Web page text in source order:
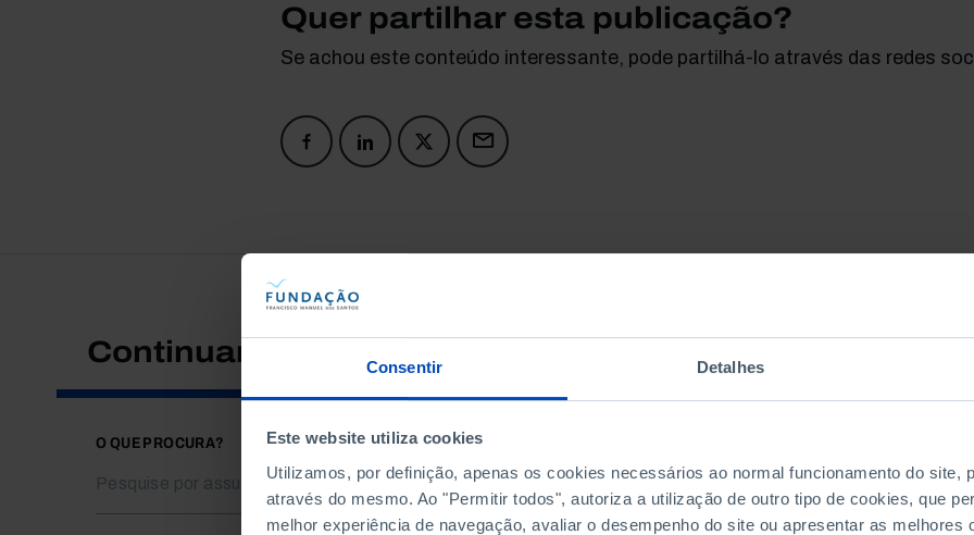
Consentir Detalhes
Este website utiliza cookies
Utilizamos, por definição, apenas os cookies necessários ao normal funcionamento do site,
através do mesmo. Ao "Permitir todos", autoriza a utilização de outro tipo de cookies, que
melhor experiência de navegação, avaliar o desempenho do site ou apresentar as melhores
Quer partilhar esta publicação?
Se achou este conteúdo interessante, pode partilhá-lo através das redes
Continuar a pesquisar
O QUE PROCURA?